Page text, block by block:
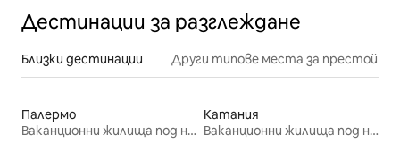
Дестинации за разглеждане
Близки дестинации Други типове места за престой
Палермо
Ваканционни жилища под наем
Катания
Ваканционни жилища под наем